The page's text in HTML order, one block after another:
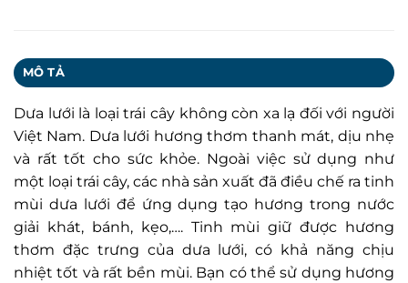
MÔ TẢ
Dưa lưới là loại trái cây không còn xa lạ đối với người
Việt Nam. Dưa lưới hương thơm thanh mát, dịu nhẹ
và rất tốt cho sức khỏe. Ngoài việc sử dụng như
một loại trái cây, các nhà sản xuất đã điều chế ra tinh
mùi dưa lưới để ứng dụng tạo hương trong nước
giải khát, bánh, kẹo,…. Tinh mùi giữ được hương
thơm đặc trưng của dưa lưới, có khả năng chịu
nhiệt tốt và rất bền mùi. Bạn có thể sử dụng hương